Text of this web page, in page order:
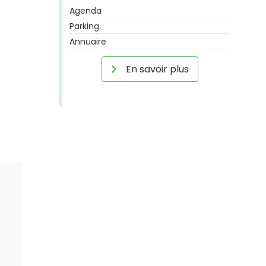
Agenda
Parking
Annuaire
En savoir plus